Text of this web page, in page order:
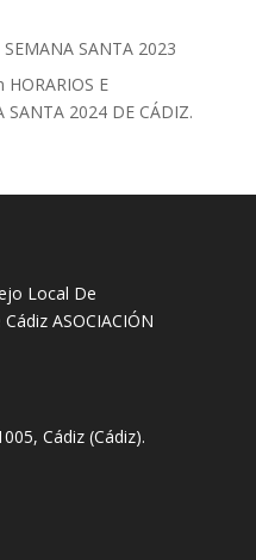
SEMANA SANTA 2023
HORARIOS E
SANTA 2024 DE CÁDIZ.
Local De
ASOCIACIÓN
Cádiz (Cádiz).